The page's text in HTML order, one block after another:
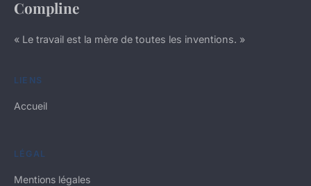
Compline
« Le travail est la mère de toutes les inventions. »
LIENS
Accueil
LÉGAL
Mentions légales